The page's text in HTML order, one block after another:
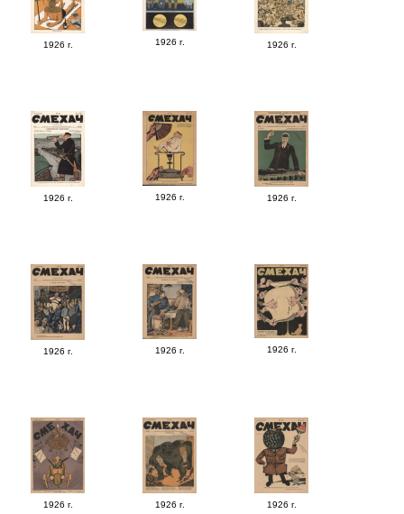
1926 г. 1926 г. 1926 г.
1926 г. 1926 г. 1926 г.
1926 г. 1926 г. 1926 г.
1926 г. 1926 г. 1926 г.